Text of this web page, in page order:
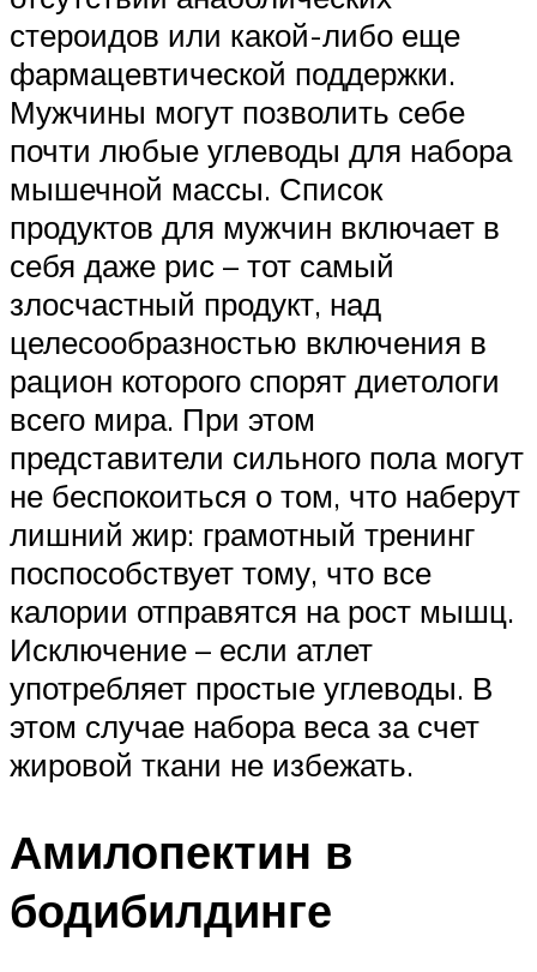
стероидов или какой-либо еще
фармацевтической поддержки.
Мужчины могут позволить себе
почти любые углеводы для набора
мышечной массы. Список
продуктов для мужчин включает в
себя даже рис – тот самый
злосчастный продукт, над
целесообразностью включения в
рацион которого спорят диетологи
всего мира. При этом
представители сильного пола могут
не беспокоиться о том, что наберут
лишний жир: грамотный тренинг
поспособствует тому, что все
калории отправятся на рост мышц.
Исключение – если атлет
употребляет простые углеводы. В
этом случае набора веса за счет
жировой ткани не избежать.
Амилопектин в
бодибилдинге